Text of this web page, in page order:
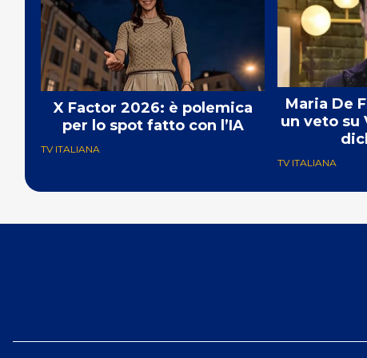
X Factor 2026: è polemica
per lo spot fatto con l’IA
TV ITALIANA
Maria De
un veto su
TV ITALIANA